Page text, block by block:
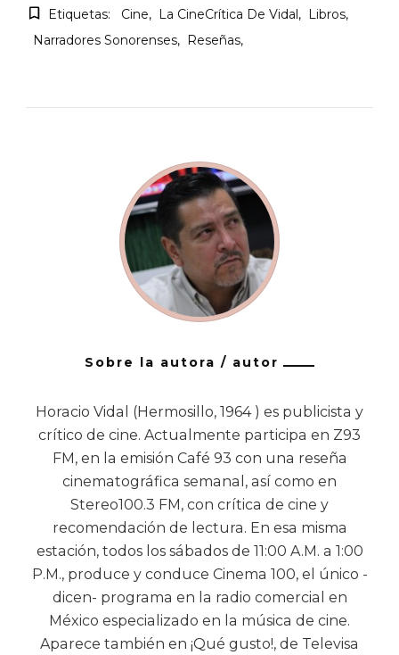
Etiquetas: Cine La CineCrítica De Vidal
Libros
Narradores Sonorenses
Reseñas
Sobre la autora / autor
Horacio Vidal (Hermosillo, 1964 ) es publicista y
crítico de cine. Actualmente participa en Z93
FM, en la emisión Café 93 con una reseña
cinematográfica semanal, así como en
Stereo100.3 FM, con crítica de cine y
recomendación de lectura. En esa misma
estación, todos los sábados de 11:00 A.M. a 1:00
P.M., produce y conduce Cinema 100, el único -
dicen- programa en la radio comercial en
México especializado en la música de cine.
Aparece también en ¡Qué gusto!, de Televisa